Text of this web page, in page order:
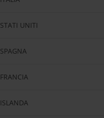
STATI UNITI
SPAGNA
FRANCIA
ISLANDA